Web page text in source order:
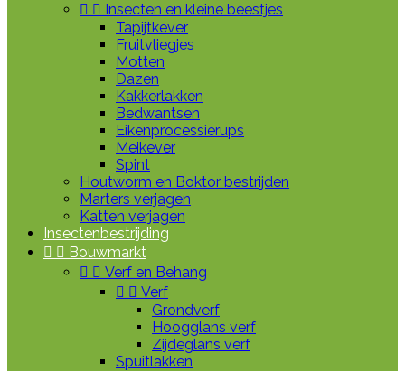
  Insecten en kleine beestjes
Tapijtkever
Fruitvliegjes
Motten
Dazen
Kakkerlakken
Bedwantsen
Eikenprocessierups
Meikever
Spint
Houtworm en Boktor bestrijden
Marters verjagen
Katten verjagen
Insectenbestrijding
  Bouwmarkt
  Verf en Behang
  Verf
Grondverf
Hoogglans verf
Zijdeglans verf
Spuitlakken